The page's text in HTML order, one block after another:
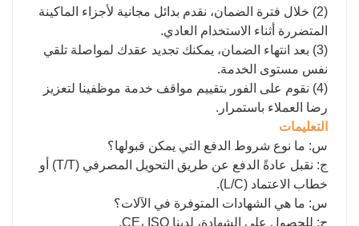
(2) خلال فترة الضمان، نقدم بدائل مجانية لأجزاء الماكينة
المتضررة أثناء الاستخدام العادي.
(3) بعد انتهاء الضمان، يمكنك تجديد عقدك لمواصلة تلقي
نفس مستوى الخدمة.
(4) نقوم على الفور بتقييم مواقف خدمة موظفينا لتعزيز
رضا العملاء باستمرار.
التعليمات
س: ما نوع شروط الدفع التي يمكن قبولها؟
ج: نقبل عادةً الدفع عن طريق التحويل المصرفي (T/T) أو
خطاب الاعتماد (L/C).
س: ما هي الشهادات المتوفرة في الآلات؟
ج: للحصول على الشهادة، لدينا CE، ISO.